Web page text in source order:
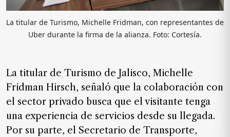
La titular de Turismo, Michelle Fridman, con representantes de
Uber durante la firma de la alianza. Foto: Cortesía.
La titular de Turismo de Jalisco, Michelle
Fridman Hirsch, señaló que la colaboración con
el sector privado busca que el visitante tenga
una experiencia de servicios desde su llegada.
Por su parte, el Secretario de Transporte,